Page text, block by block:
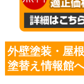
外壁塗装・屋
塗替え情報館